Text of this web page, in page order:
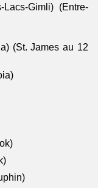
Gimli) (Entre-
(St. James au 12